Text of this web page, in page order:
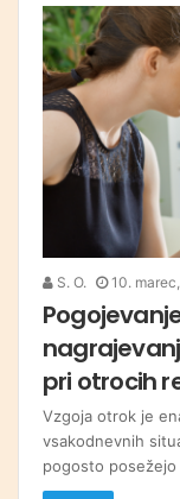
S. O. 10.
pri otrocih
Vzgoja otrok je
vsakodnevnih
pogosto